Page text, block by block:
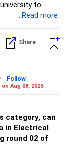
funds.
such complexity.
to
university's
then look
and the
are crucial.
taking an
...Read more
Share
Follow
Aug 08, 2026
category, can
in Electrical
round 02 of